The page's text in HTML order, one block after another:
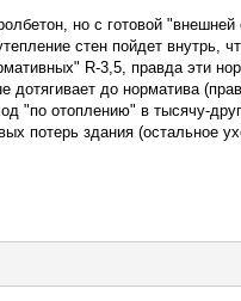
но с готовой "внешней
стен пойдет внутрь,
R-3,5, правда эти
дотягивает до норматива
"по отоплению" в тысячу-
потерь здания (остальное